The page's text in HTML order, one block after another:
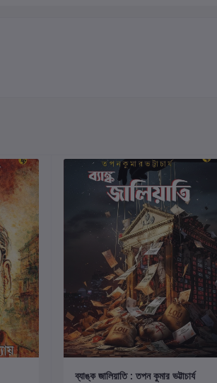
কার্টে যোগ করুন
ব্যাঙ্ক জালিয়াতি : তপন কুমার ভট্টাচার্য